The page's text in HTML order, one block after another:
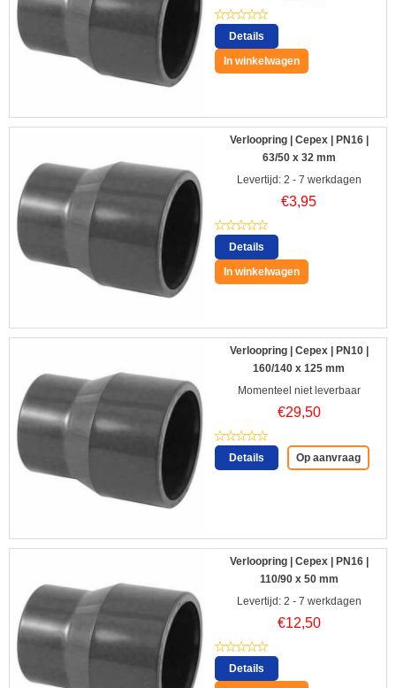
Details
In winkelwagen
Verloopring | Cepex | PN16 |
63/50 x 32 mm
Levertijd: 2 - 7 werkdagen
€3,95
Details
In winkelwagen
Verloopring | Cepex | PN10 |
160/140 x 125 mm
Momenteel niet leverbaar
€29,50
Details Op aanvraag
Verloopring | Cepex | PN16 |
110/90 x 50 mm
Levertijd: 2 - 7 werkdagen
€12,50
Details